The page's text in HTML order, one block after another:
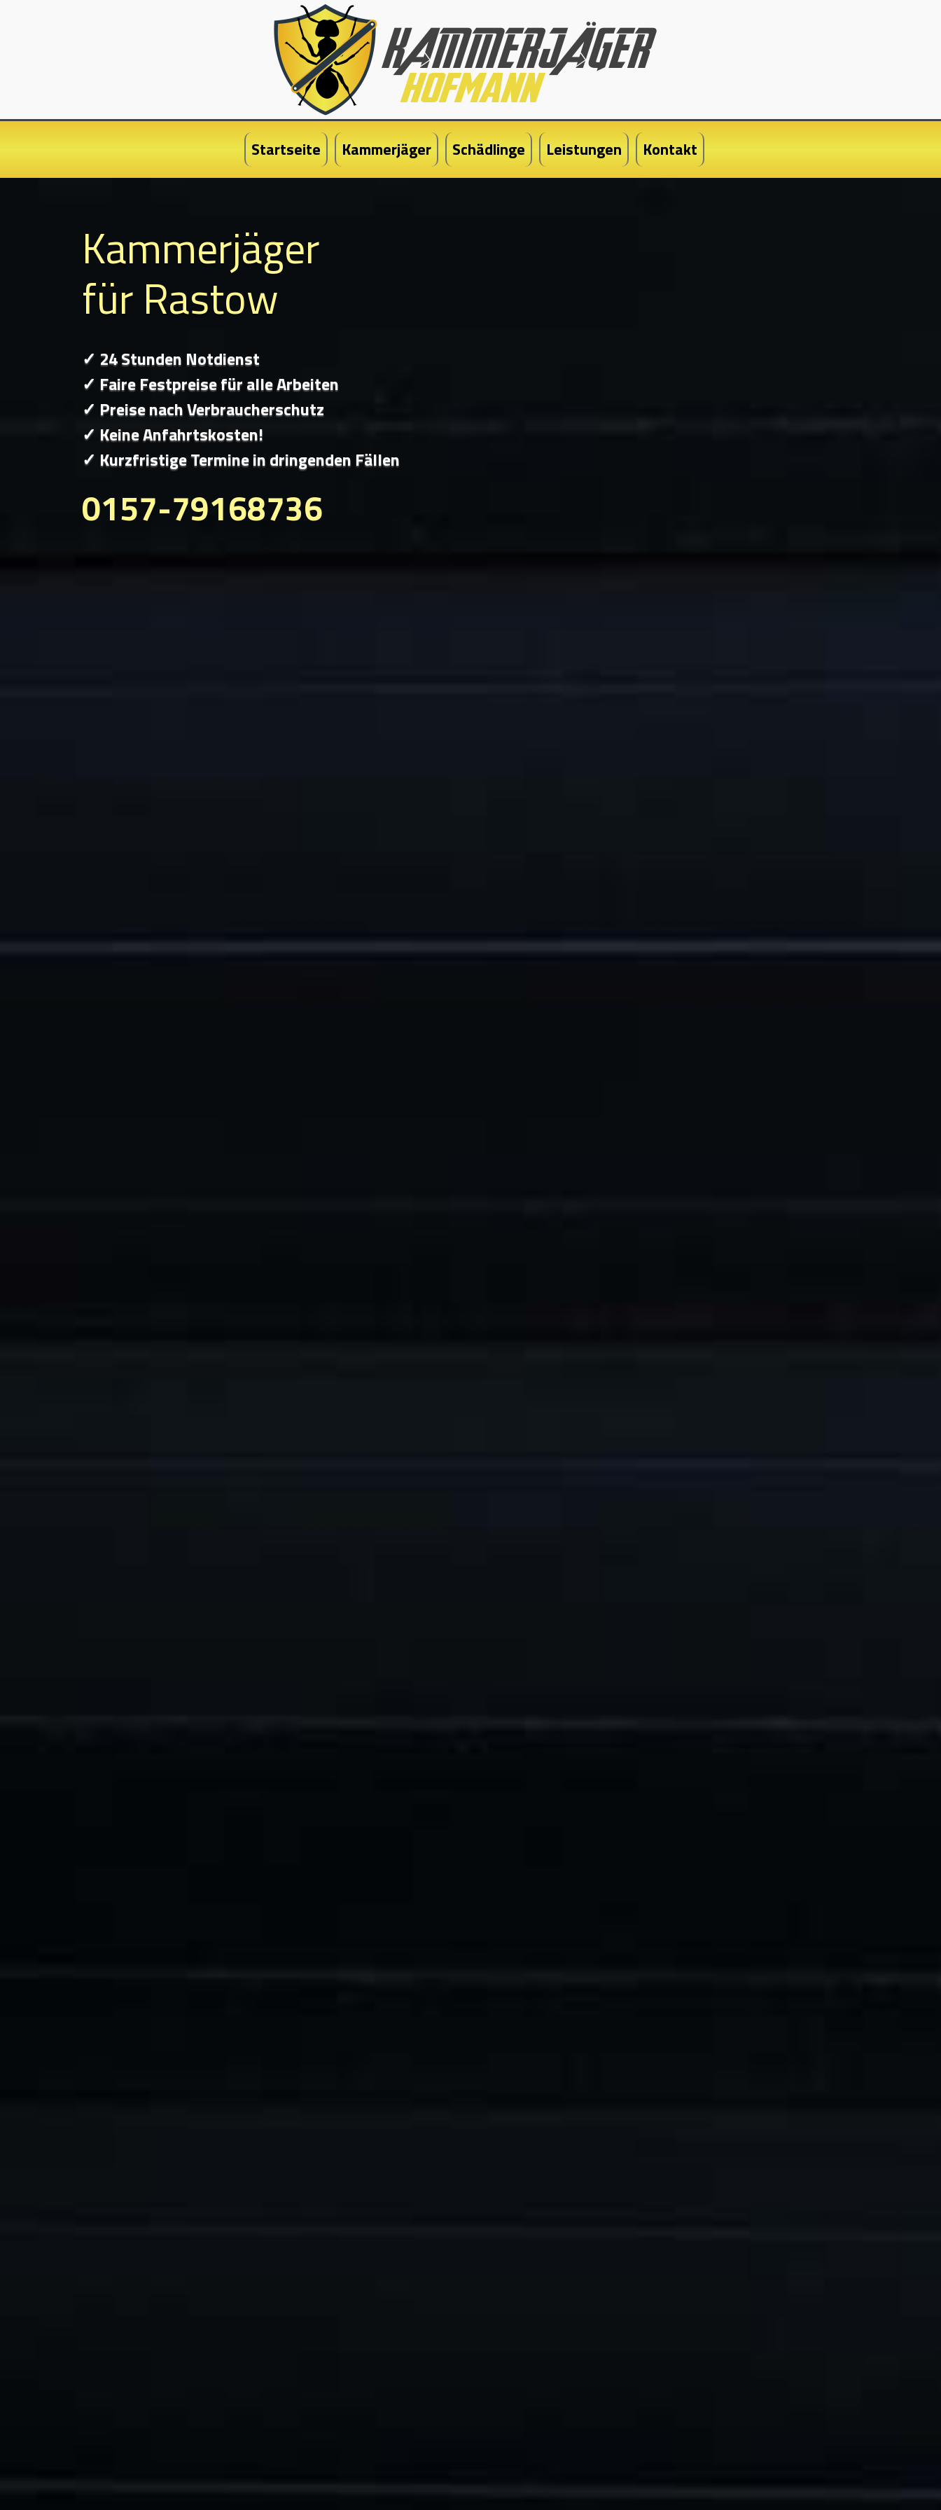
Startseite Kammerjäger Schädlinge Leistungen Kontakt
Kammerjäger
für Rastow
✓ 24 Stunden Notdienst
✓ Faire Festpreise für alle Arbeiten
✓ Preise nach Verbraucherschutz
✓ Keine Anfahrtskosten!
✓ Kurzfristige Termine in dringenden Fällen
0157-79168736